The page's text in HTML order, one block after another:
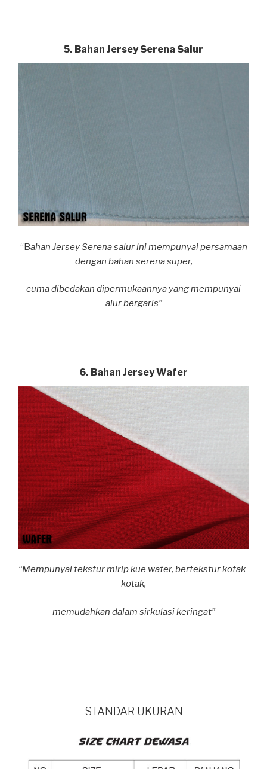
5. Bahan Jersey Serena Salur
“Bahan Jersey Serena salur ini mempunyai persamaan
dengan bahan serena super,
cuma dibedakan dipermukaannya yang mempunyai
alur bergaris”
6. Bahan Jersey Wafer
“Mempunyai tekstur mirip kue wafer, bertekstur kotak-
kotak,
memudahkan dalam sirkulasi keringat”
STANDAR UKURAN